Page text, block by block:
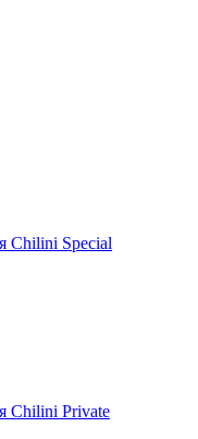
Chilini Special
Chilini Private